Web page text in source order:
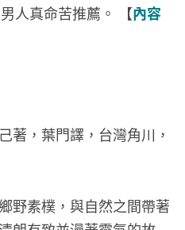
人真命苦推薦。 【內容
著，葉門譯，台灣角川，
野素樸，與自然之間帶著